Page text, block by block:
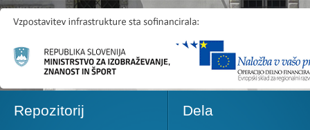
Repozitorij Dela